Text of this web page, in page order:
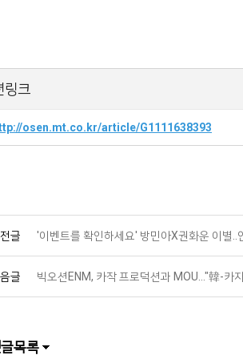
링크
osen.mt.co.kr/article/G1111638393
글 '이벤트를 확인하세요' 방민아X권화운 이별..
글 빅오션ENM, 카작 프로덕션과 MOU…"韓-카
목록